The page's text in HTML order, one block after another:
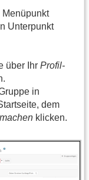
Menüpunkt
Unterpunkt
über Ihr Profil-
in
dem
klicken.